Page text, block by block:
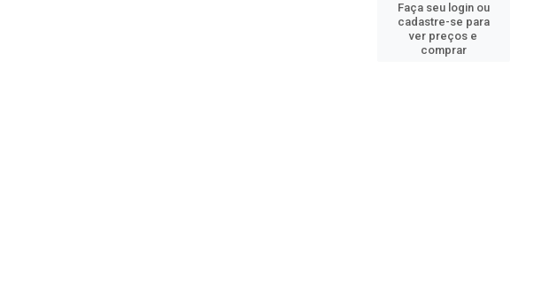
Faça seu login ou
cadastre-se para
ver preços e
comprar